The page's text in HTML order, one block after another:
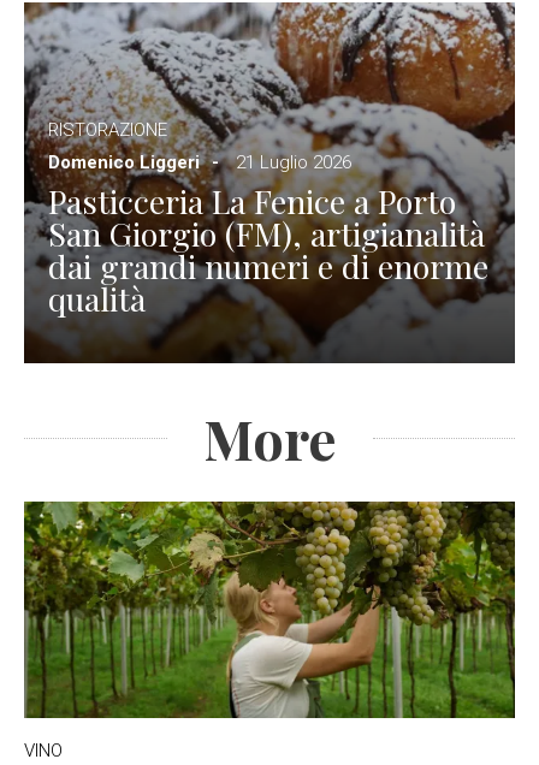
RISTORAZIONE
Domenico Liggeri
21 Luglio 2026
Pasticceria La Fenice a Porto
San Giorgio (FM), artigianalità
dai grandi numeri e di enorme
qualità
More
VINO